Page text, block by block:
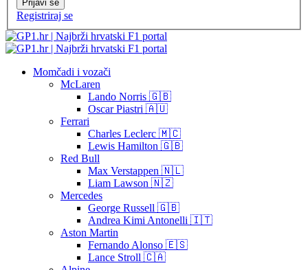
Prijavi se
Registriraj se
Momčadi i vozači
McLaren
Lando Norris 🇬🇧
Oscar Piastri 🇦🇺
Ferrari
Charles Leclerc 🇲🇨
Lewis Hamilton 🇬🇧
Red Bull
Max Verstappen 🇳🇱
Liam Lawson 🇳🇿
Mercedes
George Russell 🇬🇧
Andrea Kimi Antonelli 🇮🇹
Aston Martin
Fernando Alonso 🇪🇸
Lance Stroll 🇨🇦